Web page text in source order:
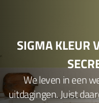
SIGMA KLEUR
We leven in een
uitdagingen. Juist